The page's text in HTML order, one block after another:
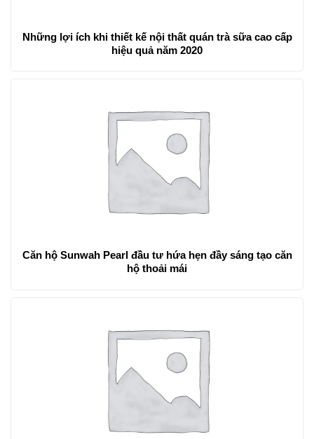
Những lợi ích khi thiết kế nội thất quán trà sữa cao cấp
hiệu quả năm 2020
Căn hộ Sunwah Pearl đầu tư hứa hẹn đầy sáng tạo căn
hộ thoải mái